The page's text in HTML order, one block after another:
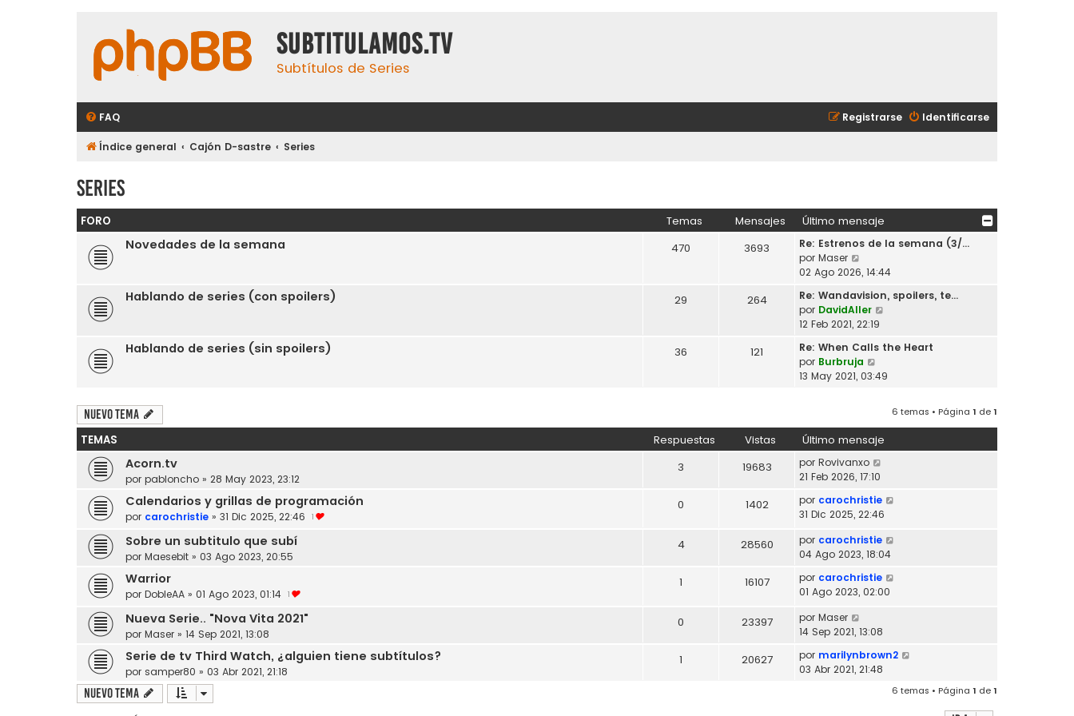
subtitulamos.tv
Subtítulos de Series
FAQ Identificarse
Registrarse
Índice general Cajón D-sastre Series
Series
FORO Temas Mensajes Último mensaje
Novedades de la semana 470 3693
Re: Estrenos de la semana (3/…
por Maser
e
ú
l
t
i
m
o
s
a
j
e
02 Ago 2026, 14:44
Hablando de series (con spoilers) 29 264
Re: Wandavision, spoilers, te…
por DavidAller
ú
t
m
e
a
12 Feb 2021, 22:19
Hablando de series (sin spoilers) 36 121
Re: When Calls the Heart
por Burbruja
e
i
m
o
e
n
a
j
e
13 May 2021, 03:49
Nuevo Tema 6 temas • Página 1 de1
TEMAS Respuestas Vistas Último mensaje
Acorn.tv
por pabloncho » 28 May 2023, 23:12
3 19683 por Rovivanxo
21 Feb 2026, 17:10
Calendarios y grillas de programación
por carochristie » 31 Dic 2025, 22:46 1
0 1402 por carochristie
31 Dic 2025, 22:46
Sobre un subtitulo que subí
por Maesebit » 03 Ago 2023, 20:55
4 28560 por carochristie
04 Ago 2023, 18:04
Warrior
por DobleAA » 01 Ago 2023, 01:14 1
1 16107 por carochristie
01 Ago 2023, 02:00
Nueva Serie.. "Nova Vita 2021"
por Maser » 14 Sep 2021, 13:08
0 23397 por Maser
14 Sep 2021, 13:08
Serie de tv Third Watch, ¿alguien tiene subtítulos?
por samper80 » 03 Abr 2021, 21:18
1 20627 por marilynbrown2
03 Abr 2021, 21:48
Nuevo Tema 6 temas • Página 1 de1